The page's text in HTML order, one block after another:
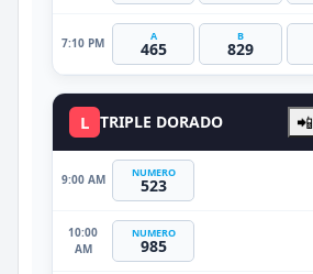
7:10 PM A
465
B
829
L TRIPLE DORADO 📲
9:00 AM NUMERO
523
10:00
AM
NUMERO
985